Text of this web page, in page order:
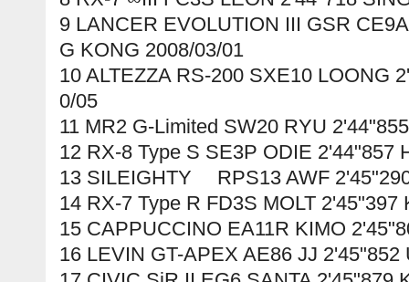
9 LANCER EVOLUTION III GSR
G KONG 2008/03/01
10 ALTEZZA RS-200 SXE10 LOONG
0/05
11 MR2 G-Limited SW20 RYU
12 RX-8 Type S SE3P ODIE 2'44"857
13 SILEIGHTY RPS13 AWF
14 RX-7 Type R FD3S MOLT 2'45"397
15 CAPPUCCINO EA11R KIMO
16 LEVIN GT-APEX AE86 JJ